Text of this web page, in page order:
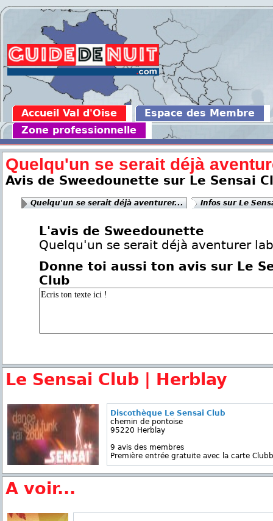
Accueil Val d'Oise
Espace des Membre
Zone professionnelle
Quelqu'un se serait déjà
Avis de Sweedounette sur Le Sensai
Quelqu'un se serait déjà aventurer... Infos sur Le
L'avis de Sweedounette
Quelqu'un se serait déjà aventurer
Donne toi aussi ton avis sur Le
Club
Le Sensai Club | Herblay
Discothèque Le Sensai Club
chemin de pontoise
95220 Herblay
9 avis des membres
Première entrée gratuite avec la carte
A voir...